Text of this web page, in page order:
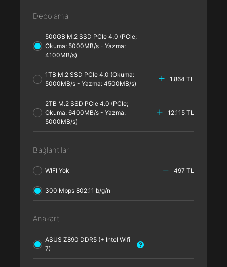
Depolama
500GB M.2 SSD PCle 4.0 (PCle;
Okuma: 5000MB/s - Yazma:
4100MB/s)
1TB M.2 SSD PCle 4.0 (Okuma:
5000MB/s - Yazma: 4500MB/s)
1.864 TL
2TB M.2 SSD PCle 4.0 (PCle;
Okuma: 6400MB/s - Yazma:
5000MB/s)
12.115 TL
Bağlantılar
WIFI Yok 497 TL
300 Mbps 802.11 b/g/n
Anakart
ASUS Z890 DDR5 (+ Intel Wifi
7)